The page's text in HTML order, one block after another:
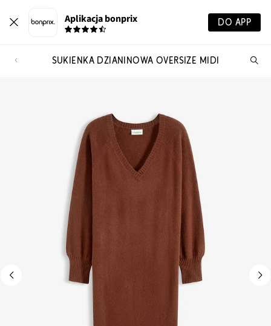
Aplikacja bonprix DO APP
SUKIENKA DZIANINOWA OVERSIZE MIDI